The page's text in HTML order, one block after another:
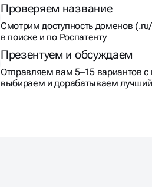
Проверяем название
Смотрим доступность доменов
в поиске и по Роспатенту
Презентуем и обсуждаем
Отправляем вам 5–15 вариантов
выбираем и дорабатываем лучший